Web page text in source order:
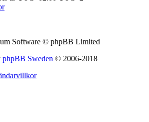
Software © phpBB Limited
phpBB Sweden © 2006-2018